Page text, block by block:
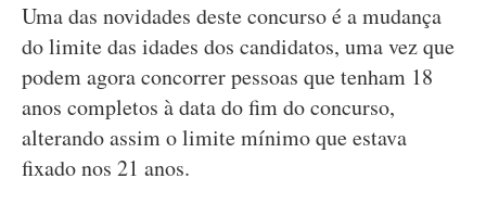
Uma das novidades deste concurso é a mudança
do limite das idades dos candidatos, uma vez que
podem agora concorrer pessoas que tenham 18
anos completos à data do fim do concurso,
alterando assim o limite mínimo que estava
fixado nos 21 anos.